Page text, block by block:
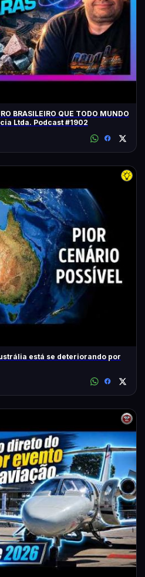
BRASILEIRO QUE TODO MUNDO
Ltda. Podcast #1902
está se deteriorando por